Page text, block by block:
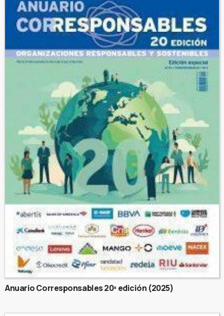
Anuario Corresponsables 20ª edición (2025)